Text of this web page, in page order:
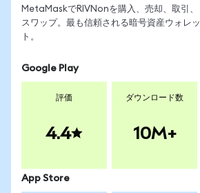
MetaMaskでRIVNonを購入、売却、取引、
スワップ。最も信頼される暗号資産ウォレッ
ト。
Google Play
評価
4.4
ダウンロード数
10M+
App Store